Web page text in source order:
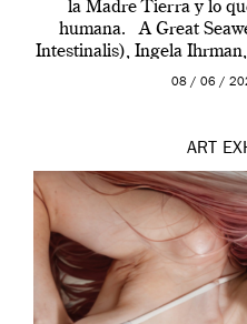
la Madre Tierra y lo
humana. A Great
Intestinalis), Ingela
Madrid y la
08 / 06 /
ART